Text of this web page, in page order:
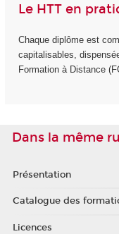
Le HTT en
Chaque diplôme est
capitalisables,
Formation à Distance
Dans la même
Présentation
Catalogue des
Licences